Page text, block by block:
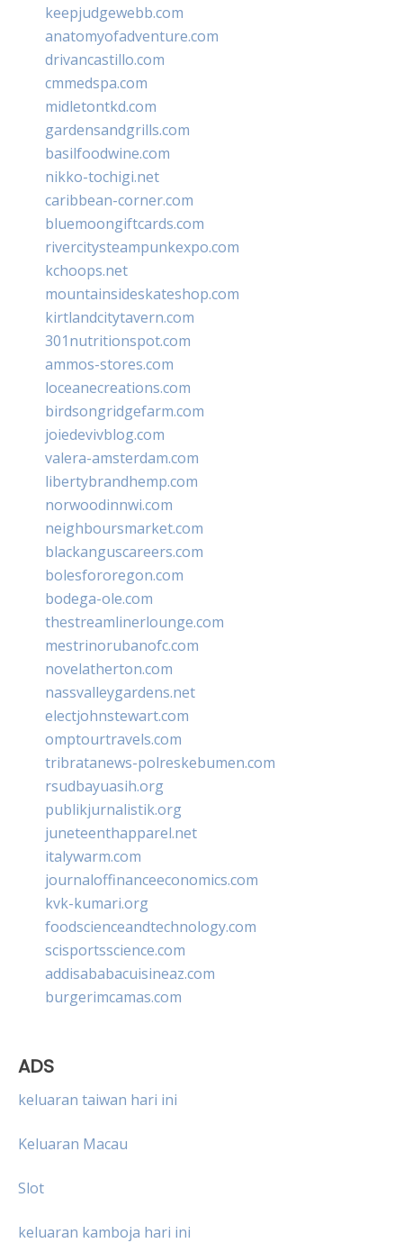
keepjudgewebb.com
anatomyofadventure.com
drivancastillo.com
cmmedspa.com
midletontkd.com
gardensandgrills.com
basilfoodwine.com
nikko-tochigi.net
caribbean-corner.com
bluemoongiftcards.com
rivercitysteampunkexpo.com
kchoops.net
mountainsideskateshop.com
kirtlandcitytavern.com
301nutritionspot.com
ammos-stores.com
loceanecreations.com
birdsongridgefarm.com
joiedevivblog.com
valera-amsterdam.com
libertybrandhemp.com
norwoodinnwi.com
neighboursmarket.com
blackanguscareers.com
bolesfororegon.com
bodega-ole.com
thestreamlinerlounge.com
mestrinorubanofc.com
novelatherton.com
nassvalleygardens.net
electjohnstewart.com
omptourtravels.com
tribratanews-polreskebumen.com
rsudbayuasih.org
publikjurnalistik.org
juneteenthapparel.net
italywarm.com
journaloffinanceeconomics.com
kvk-kumari.org
foodscienceandtechnology.com
scisportsscience.com
addisababacuisineaz.com
burgerimcamas.com
ADS
keluaran taiwan hari ini
Keluaran Macau
Slot
keluaran kamboja hari ini